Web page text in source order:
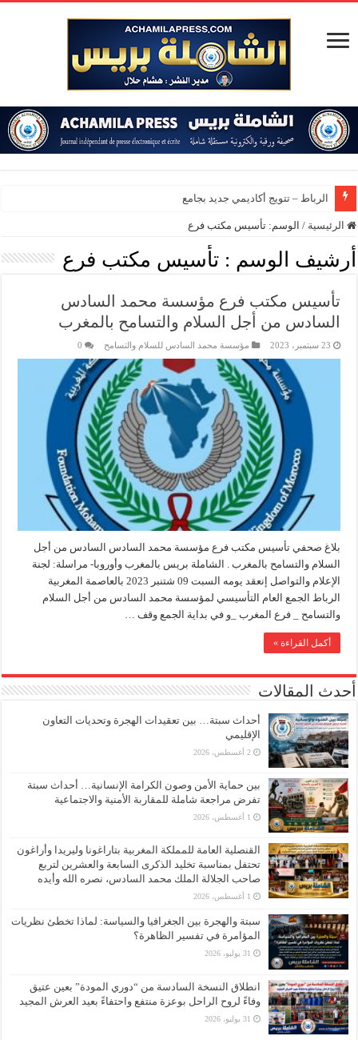
الرباط – تتويج أكاديمي جديد بجامعة محمد
الرئيسية / الوسم:تأسيس مكتب فرع
أرشيف الوسم :تأسيس مكتب فرع
تأسيس مكتب فرع مؤسسة محمد السادس
السادس من أجل السلام والتسامح بالمغرب
23 سبتمبر، 2023 مؤسسة محمد السادس للسلام والتسامح 0
بلاغ صحفي تأسيس مكتب فرع مؤسسة محمد السادس السادس من أجل
السلام والتسامح بالمغرب . الشاملة بريس بالمغرب وأوروبا- مراسلة: لجنة
الإعلام والتواصل إنعقد يومه السبت 09 شتنبر 2023 بالعاصمة المغربية
الرباط الجمع العام التأسيسي لمؤسسة محمد السادس من أجل السلام
والتسامح _ فرع المغرب _و في بداية الجمع وقف …
أكمل القراءة »
أحدث المقالات
أحداث سبتة… بين تعقيدات الهجرة وتحديات التعاون
الإقليمي
2 أغسطس، 2026
بين حماية الأمن وصون الكرامة الإنسانية… أحداث سبتة
تفرض مراجعة شاملة للمقاربة الأمنية والاجتماعية
1 أغسطس، 2026
القنصلية العامة للمملكة المغربية بتاراغونا وليريدا وأراغون
تحتفل بمناسبة تخليد الذكرى السابعة والعشرين لتربع
صاحب الجلالة الملك محمد السادس، نصره الله وأيده
1 أغسطس، 2026
سبتة والهجرة بين الجغرافيا والسياسة: لماذا تخطئ نظريات
المؤامرة في تفسير الظاهرة؟
31 يوليو، 2026
انطلاق النسخة السادسة من “دوري المودة” بعين عتيق
وفاءً لروح الراحل بوعزة منتفع واحتفاءً بعيد العرش المجيد
31 يوليو، 2026